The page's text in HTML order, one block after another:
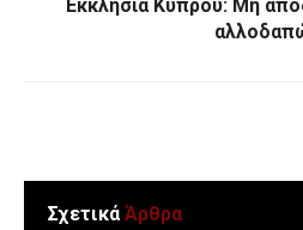
Εκκλησία Κύπρου: Μη
ΣχετικάΆρθρα